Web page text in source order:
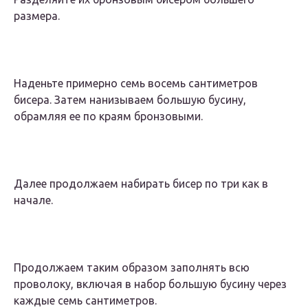
размера.
Наденьте примерно семь восемь сантиметров
бисера. Затем нанизываем большую бусину,
обрамляя ее по краям бронзовыми.
Далее продолжаем набирать бисер по три как в
начале.
Продолжаем таким образом заполнять всю
проволоку, включая в набор большую бусину через
каждые семь сантиметров.